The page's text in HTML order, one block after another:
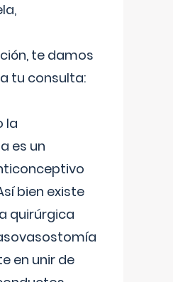
te damos
tu consulta:
la
es un
bien existe
quirúrgica
en unir de